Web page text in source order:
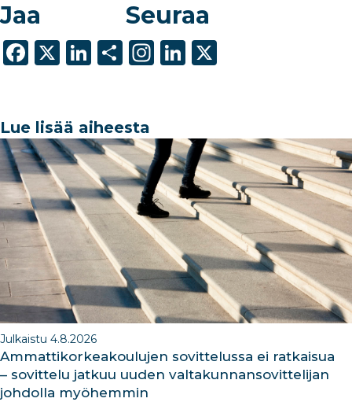
Jaa
F
e
b
o
o
k
X
Li
e
dI
n
S
e
Seuraa
In
ra
m
Li
dI
n
Lue lisää aiheesta
Julkaistu 4.8.2026
Ammattikorkeakoulujen sovittelussa ei ratkaisua
– sovittelu jatkuu uuden valtakunnansovittelijan
johdolla myöhemmin